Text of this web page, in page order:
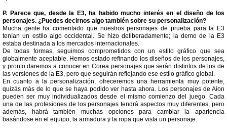
P. Parece que, desde la E3, ha habido mucho interés en el diseño de los
personajes. ¿Puedes decirnos algo también sobre su personalización?
Mucha gente ha comentado que nuestros personajes de prueba para la E3
tenían un estilo algo occidental. Se hizo deliberadamente; la demo de la E3
estaba destinada a los mercados internacionales.
De todas formas, seguimos comprometidos con un estilo gráfico que sea
globalmente aceptable. Hemos estado refinando los diseños de los personajes,
y pronto daremos a conocer en Corea personajes que serán distintos de los de
las versiones de la E3, pero que seguirán reflejando ese estilo gráfico global.
En cuanto a la personalización, ofreceremos una herramienta muy potente,
quizás más de lo que se haya podido ver hasta ahora. Los personajes de Aion
pueden ser muy individualizados desde el mismo comienzo del juego. Cada
una de las profesiones de los personajes tendrá aspectos muy diferentes, pero
además, habrá también muchas opciones para cambiar la apariencia
basándose en el equipo, la armadura y la ropa que vista un personaje.